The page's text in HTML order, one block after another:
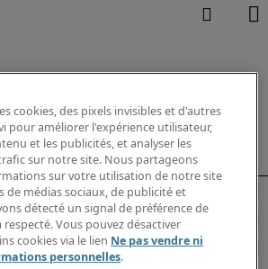
cookies, des pixels invisibles et d'autres
pour améliorer l'expérience utilisateur,
et les publicités, et analyser les
sur notre site. Nous partageons
sur votre utilisation de notre site
de médias sociaux, de publicité et
détecté un signal de préférence de
Vous pouvez désactiver
cookies via le lien Ne pas vendre ni
personnelles.